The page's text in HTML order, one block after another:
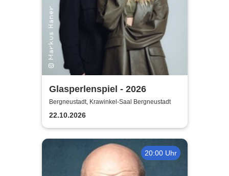
Glasperlenspiel - 2026
Bergneustadt, Krawinkel-Saal Bergneustadt
22.10.2026
20:00 Uhr